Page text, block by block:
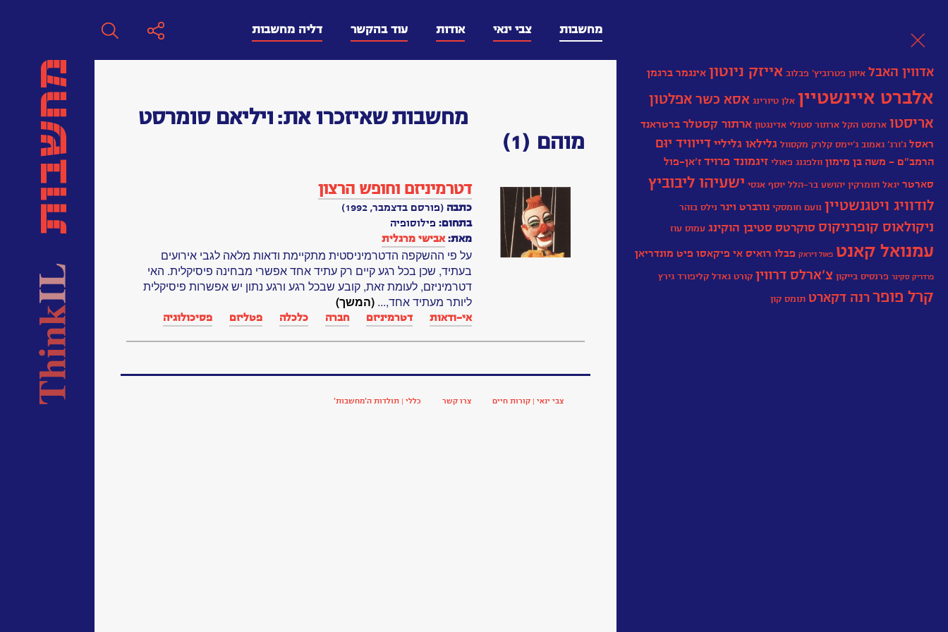
מחשבות צבי ינאי אודות עוד בהקשר דליה מחשבות
מחשבותשאיזכרו את: ויליאם סומרסט
מוהם (1)
דטרמיניזם וחופש הרצון
כתבה (פורסם בדצמבר, 1992)
בתחום: פילוסופיה
מאת:אבישי מרגלית
על פי ההשקפה הדטרמיניסטית מתקיימת ודאות מלאה לגבי אירועים
בעתיד, שכן בכל רגע קיים רק עתיד אחד אפשרי מבחינה פיסיקלית. האי
דטרמיניזם, לעומת זאת, קובע שבכל רגע ורגע נתון יש אפשרות פיסיקלית
ליותר מעתיד אחד,... (המשך)
אי-ודאות דטרמיניזם חברה כלכלה פטליזם פסיכולוגיה
צבי ינאי | קורות חיים צרו קשר כללי | תולדות ה’מחשבות’
אדווין האבל איוון פטרוביץ' פבלוב אייזק ניוטון אינגמר ברגמן
אלברט איינשטיין אלן טיורינג אסא כשר אפלטון
אריסטו ארנסט הקל ארתור סטנלי אדינגטון ארתור קסטלר ברטראנד
ראסל ג'ורג' גאמוב גֵ'יימְס קְלַרְק מַקְסְוֶול גלילאו גליליי דייוויד יוּם
הרמב"ם - משה בן מימון וולפגנג פאולי זיגמונד פרויד ז’אן-פול
סארטר יגאל תומרקין יהושע בר-הלל יוסף אגסי‏ ישעיהו ליבוביץ
לודוויג ויטגנשטיין נועם חומסקי נורברט וינר נילס בוהר
ניקולאוס קופרניקוס סוקרטס סטיבן הוקינג עמוס עוז
עמנואל קאנט פאול דיראק פבלו רואיס אי פיקאסו פיט מונדריאן
פרדריק סקינר פרנסיס בייקון צ'ארלס דרווין קורט גאדל קליפורד גירץ
קרל פופר רנה דקארט תומס קון